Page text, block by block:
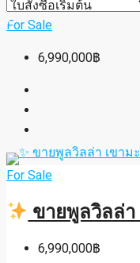
For Sale
6,990,000฿
For Sale
ขายพูลวิลล่า
6,990,000฿